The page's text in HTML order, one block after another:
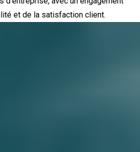
et de la satisfaction client.